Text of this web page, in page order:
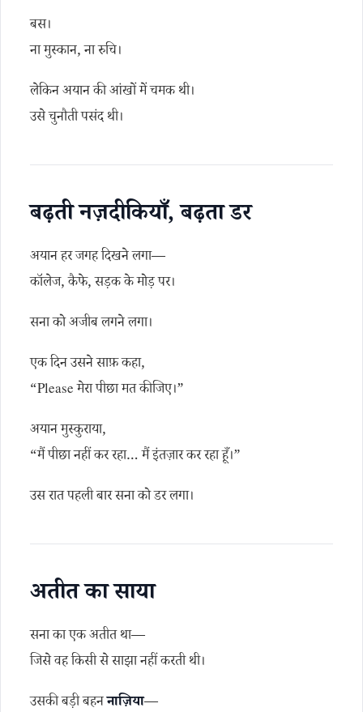
बस।
ना मुस्कान, ना रुचि।
लेकिन अयान की आंखों में चमक थी।
उसे चुनौती पसंद थी।
बढ़ती नज़दीकियाँ, बढ़ता डर
अयान हर जगह दिखने लगा—
कॉलेज, कैफे, सड़क के मोड़ पर।
सना को अजीब लगने लगा।
एक दिन उसने साफ़ कहा,
“Please मेरा पीछा मत कीजिए।”
अयान मुस्कुराया,
“मैं पीछा नहीं कर रहा… मैं इंतज़ार कर रहा हूँ।”
उस रात पहली बार सना को डर लगा।
अतीत का साया
सना का एक अतीत था—
जिसे वह किसी से साझा नहीं करती थी।
उसकी बड़ी बहननाज़िया—